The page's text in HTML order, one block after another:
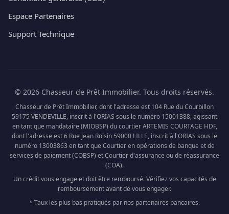
Espace Partenaires
Support Technique
© 2026 Chasseur de Prêt Immobilier. Tous droits réservés.
Chasseur de Prêt Immobilier, dont l'adresse est 104 Rue du Courbillon
59175 VENDEVILLE, inscrit à l'ORIAS sous le numéro 15001388, agissant
en tant que mandataire (MIOBSP) du courtier ARTEMIS COURTAGE HDF,
dont l'adresse est 6 Rue Jean Roisin 59000 LILLE, inscrit à l'ORIAS sous le
numéro 13003863 en tant que Courtier en opérations de banque et de
services de paiement (COBSP) et Courtier d'assurance ou de réassurance
(COA).
Un crédit vous engage et doit être remboursé. Vérifiez vos capacités de
remboursement avant de vous engager.
* Taux les plus bas pratiqués par nos partenaires bancaires.